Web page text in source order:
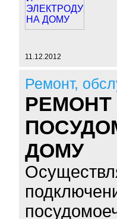
11.12.2012
Ремонт,
ДОМУ